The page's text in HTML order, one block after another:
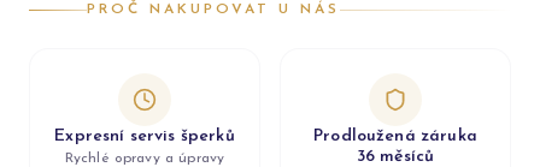
PROČ NAKUPOVAT U NÁS
Expresní servis šperků
Rychlé opravy a úpravy
Prodloužená záruka
36 měsíců